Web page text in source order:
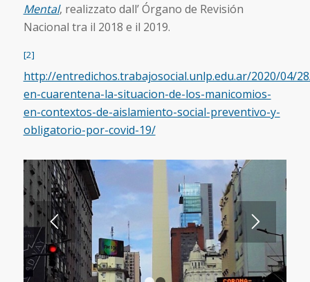
Mental, realizzato dall’ Órgano de Revisión
Nacional tra il 2018 e il 2019.
[2]
http://entredichos.trabajosocial.unlp.edu.ar/2020/04/
en-cuarentena-la-situacion-de-los-manicomios-
en-contextos-de-aislamiento-social-preventivo-y-
obligatorio-por-covid-19/